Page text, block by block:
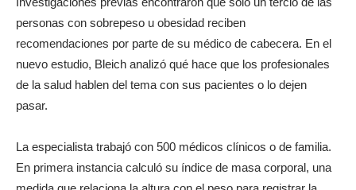
personas con sobrepeso u obesidad reciben
recomendaciones por parte de su médico de cabecera. En el
nuevo estudio, Bleich analizó qué hace que los profesionales
de la salud hablen del tema con sus pacientes o lo dejen
pasar.
La especialista trabajó con 500 médicos clínicos o de familia.
En primera instancia calculó su índice de masa corporal, una